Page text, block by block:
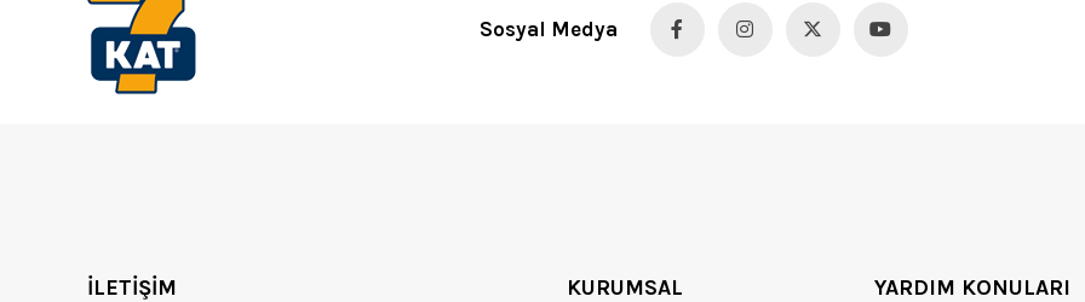
Sosyal Medya
İLETİŞİM KURUMSAL YARDIM KONULARI